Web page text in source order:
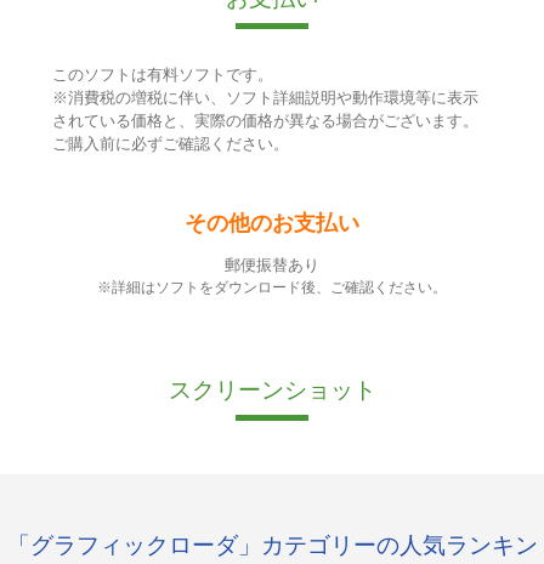
このソフトは有料ソフトです。
※消費税の増税に伴い、ソフト詳細説明や動作環境等に表示
されている価格と、実際の価格が異なる場合がございます。
ご購入前に必ずご確認ください。
その他のお支払い
郵便振替あり
※詳細はソフトをダウンロード後、ご確認ください。
スクリーンショット
「グラフィックローダ」カテゴリーの人気ランキン